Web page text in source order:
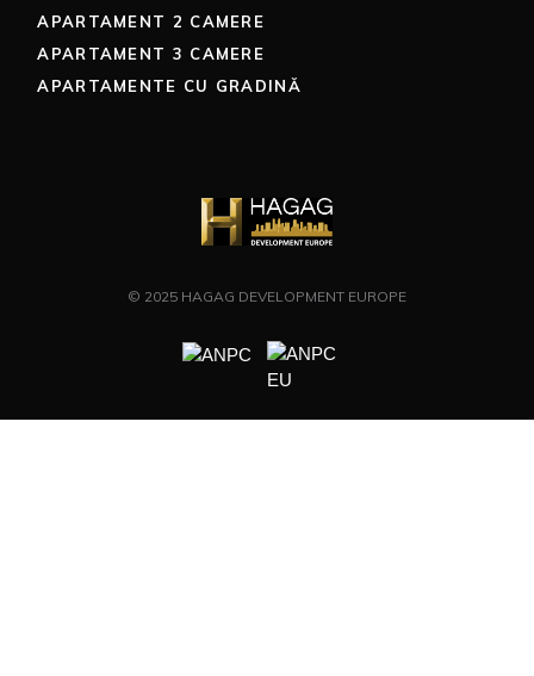
APARTAMENT 2 CAMERE
APARTAMENT 3 CAMERE
APARTAMENTE CU GRADINĂ
© 2025 HAGAG DEVELOPMENT EUROPE